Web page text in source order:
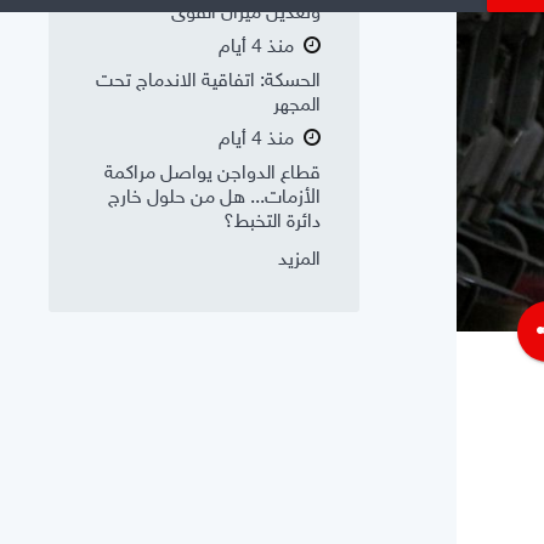
وتعديل ميزان القوى
منذ 4 أيام
الحسكة: اتفاقية الاندماج تحت
المجهر
منذ 4 أيام
قطاع الدواجن يواصل مراكمة
الأزمات... هل من حلول خارج
دائرة التخبط؟
المزيد